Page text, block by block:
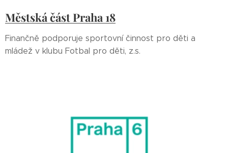
Městská část Praha 18
Finančně podporuje sportovní činnost pro děti a
mládež v klubu Fotbal pro děti, z.s.